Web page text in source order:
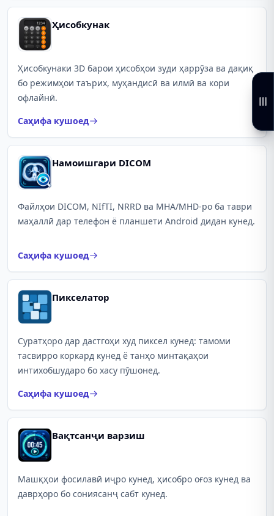
Ҳисобкунак
Ҳисобкунаки 3D барои ҳисобҳои зуди ҳаррӯза ва дақиқ
бо режимҳои таърих, муҳандисӣ ва илмӣ ва кори
офлайнӣ.
Саҳифа кушоед
Намоишгари DICOM
Файлҳои DICOM, NIfTI, NRRD ва MHA/MHD-ро ба таври
маҳаллӣ дар телефон ё планшети Android дидан кунед.
Саҳифа кушоед
Пикселатор
Суратҳоро дар дастгоҳи худ пиксел кунед: тамоми
тасвирро коркард кунед ё танҳо минтақаҳои
интихобшударо бо хасу пӯшонед.
Саҳифа кушоед
Вақтсанҷи варзиш
Машқҳои фосилавӣ иҷро кунед, ҳисобро оғоз кунед ва
даврҳоро бо сониясанҷ сабт кунед.